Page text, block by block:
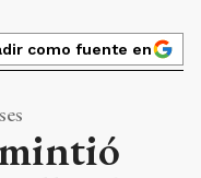
como fuente en